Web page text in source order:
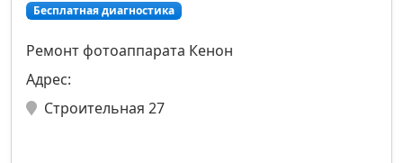
Бесплатная диагностика
Ремонт фотоаппарата Кенон
Адрес:
Строительная 27